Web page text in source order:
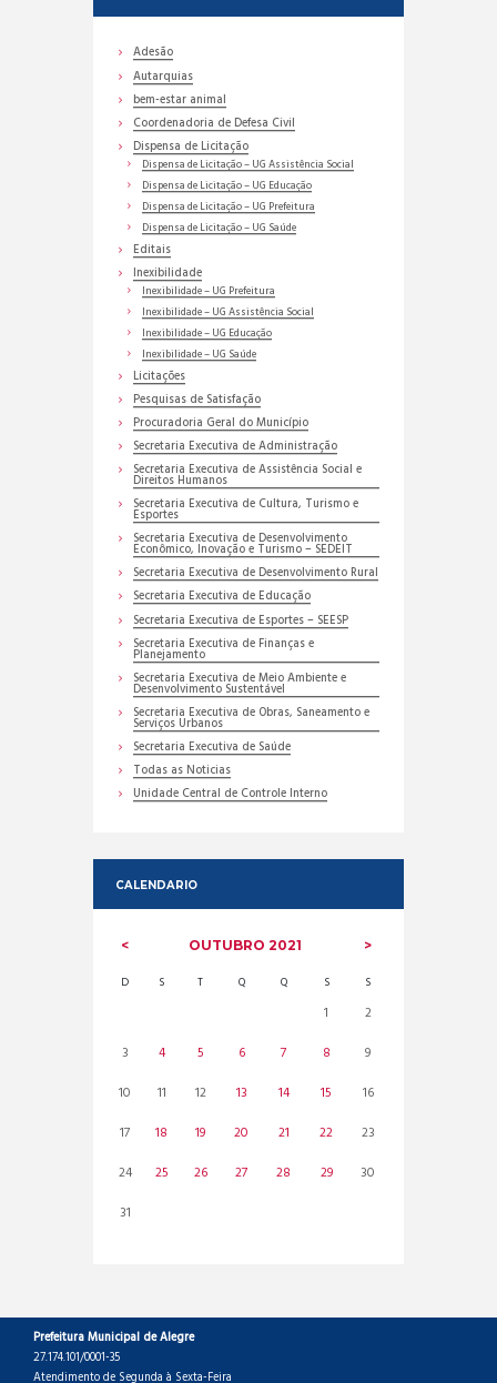
Adesão
Autarquias
bem-estar animal
Coordenadoria de Defesa Civil
Dispensa de Licitação
Dispensa de Licitação – UG Assistência Social
Dispensa de Licitação – UG Educação
Dispensa de Licitação – UG Prefeitura
Dispensa de Licitação – UG Saúde
Editais
Inexibilidade
Inexibilidade – UG Prefeitura
Inexibilidade – UG Assistência Social
Inexibilidade – UG Educação
Inexibilidade – UG Saúde
Licitações
Pesquisas de Satisfação
Procuradoria Geral do Município
Secretaria Executiva de Administração
Secretaria Executiva de Assistência Social e
Direitos Humanos
Secretaria Executiva de Cultura, Turismo e
Esportes
Secretaria Executiva de Desenvolvimento
Econômico, Inovação e Turismo – SEDEIT
Secretaria Executiva de Desenvolvimento Rural
Secretaria Executiva de Educação
Secretaria Executiva de Esportes – SEESP
Secretaria Executiva de Finanças e
Planejamento
Secretaria Executiva de Meio Ambiente e
Desenvolvimento Sustentável
Secretaria Executiva de Obras, Saneamento e
Serviços Urbanos
Secretaria Executiva de Saúde
Todas as Noticias
Unidade Central de Controle Interno
CALENDARIO
OUTUBRO2021
D S T Q Q S S
1
2
3
4 5 6 7 8
9
10
11 12 13 14 15
16
17
18 19 20 21 22
23
24
25 26 27 28 29
30
31
Prefeitura Municipal de Alegre
27.174.101/0001-35
Atendimento de Segunda à Sexta-Feira